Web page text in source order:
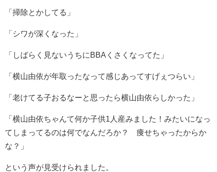
「掃除とかしてる」
「シワが深くなった」
「しばらく見ないうちにBBAくさくなってた」
「横山由依が年取ったなって感じあってすげぇつらい」
「老けてる子おるなーと思ったら横山由依らしかった」
「横山由依ちゃんて何か子供1人産みました！みたいになっ
てしまってるのは何でなんだろか？ 痩せちゃったからか
な？」
という声が見受けられました。